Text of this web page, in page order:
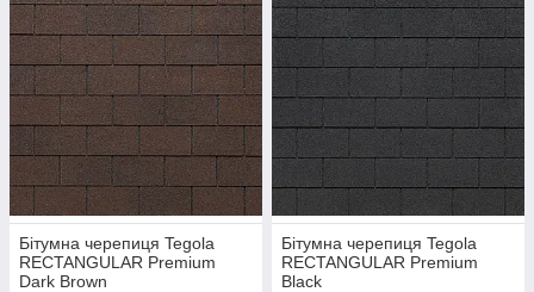
Premium Rectangular Dark Brown
Бітумна черепиця Tegola
RECTANGULAR Premium
Dark Brown
Бітумна черепиця Tegola
RECTANGULAR Premium
Black